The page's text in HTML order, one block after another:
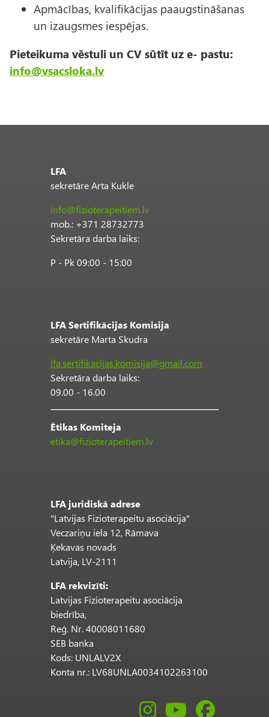
Apmācības, kvalifikācijas paaugstināšanas
un izaugsmes iespējas.
Pieteikuma vēstuli un CV sūtīt uz e- pastu:
info@vsacsloka.lv
LFA
sekretāre Arta Kukle
info@fizioterapeitiem.lv
mob.: +371 28732773
Sekretāra darba laiks:
P - Pk 09:00 - 15:00
LFA Sertifikācijas Komisija
sekretāre Marta Skudra
lfa.sertifikacijas.komisija@gmail.com
Sekretāra darba laiks:
09.00 - 16.00
Ētikas Komiteja
etika@fizioterapeitiem.lv
LFA juridiskā adrese
"Latvijas Fizioterapeitu asociācija"
Veczariņu iela 12, Rāmava
Ķekavas novads
Latvija, LV-2111
LFA rekvizīti:
Latvijas Fizioterapeitu asociācija
biedrība,
Reģ. Nr. 40008011680
SEB banka
Kods: UNLALV2X
Konta nr.: LV68UNLA0034102263100